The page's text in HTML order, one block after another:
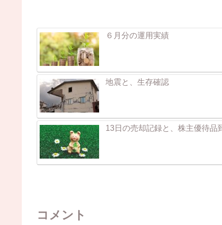
６月分の運用実績
地震と、生存確認
13日の売却記録と、株主優待品
コメント